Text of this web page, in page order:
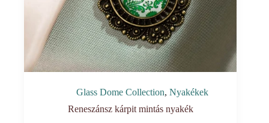
Glass Dome Collection,Nyakékek
Reneszánsz kárpit mintás nyakék